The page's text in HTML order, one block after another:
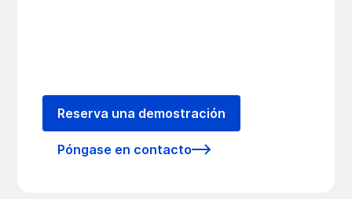
Reserva una demostración
Póngase en contacto